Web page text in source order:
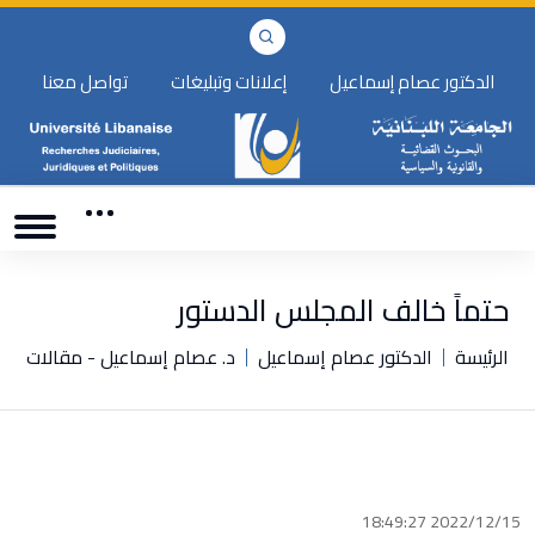
الدكتور عصام إسماعيل إعلانات وتبليغات تواصل معنا
حتماً خالف المجلس الدستور
الرئيسة الدكتور عصام إسماعيل د. عصام إسماعيل - مقالات
2022/12/15 18:49:27